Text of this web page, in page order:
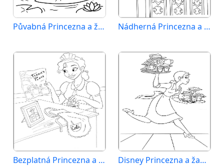
Půvabná Princezna a žabák Nádherná Princezna a žabák
Bezplatná Princezna a žabák k vytisknutí Disney Princezna a žabák